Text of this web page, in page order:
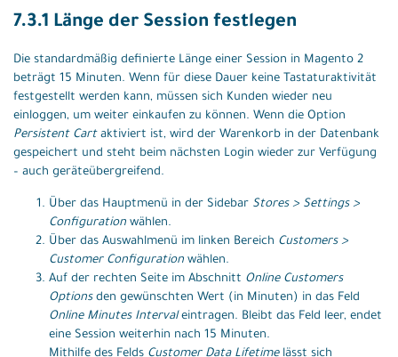
7.3.1 Länge der Session festlegen
Die standardmäßig definierte Länge einer Session in Magento 2
beträgt 15 Minuten. Wenn für diese Dauer keine Tastaturaktivität
festgestellt werden kann, müssen sich Kunden wieder neu
einloggen, um weiter einkaufen zu können. Wenn die Option
Persistent Cartaktiviert ist, wird der Warenkorb in der Datenbank
gespeichert und steht beim nächsten Login wieder zur Verfügung
– auch geräteübergreifend.
Über das Hauptmenü in der Sidebar Stores > Settings >
Configuration wählen.
Über das Auswahlmenü im linken Bereich Customers >
Customer Configuration wählen.
Auf der rechten Seite im Abschnitt Online Customers
Optionsden gewünschten Wert (in Minuten) in das Feld
Online Minutes Intervaleintragen. Bleibt das Feld leer, endet
eine Session weiterhin nach 15 Minuten.
Mithilfe des Felds Customer Data Lifetimelässt sich